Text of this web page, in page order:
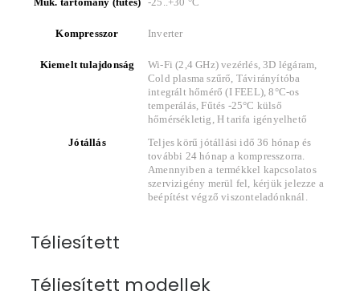
Kompresszor Inverter
Kiemelt tulajdonság
Wi-Fi (2,4 GHz) vezérlés, 3D légáram,
Cold plasma szűrő, Távirányítóba
integrált hőmérő (I FEEL), 8°C-os
temperálás, Fűtés -25°C külső
hőmérsékletig, H tarifa igényelhető
Jótállás
Teljes körű jótállási idő 36 hónap és
további 24 hónap a kompresszorra.
Amennyiben a termékkel kapcsolatos
szervizigény merül fel, kérjük jelezze a
beépítést végző viszonteladónknál.
Téliesített
Téliesített modellek